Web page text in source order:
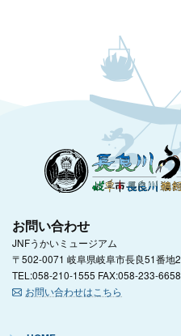
お問い合わせ
JNFうかいミュージアム
〒502-0071 岐阜県岐阜市長良51番地2
TEL:058-210-1555 FAX:058-233-6658
お問い合わせはこちら